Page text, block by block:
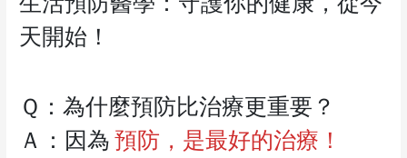
天開始！
Ｑ：為什麼預防比治療更重要？
Ａ：因為預防，是最好的治療！